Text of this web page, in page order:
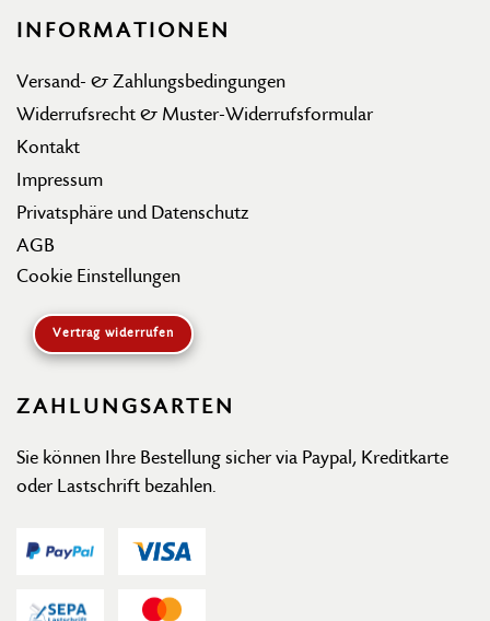
INFORMATIONEN
Versand- & Zahlungsbedingungen
Widerrufsrecht & Muster-Widerrufsformular
Kontakt
Impressum
Privatsphäre und Datenschutz
AGB
Cookie Einstellungen
Vertrag widerrufen
ZAHLUNGSARTEN
Sie können Ihre Bestellung sicher via Paypal, Kreditkarte
oder Lastschrift bezahlen.